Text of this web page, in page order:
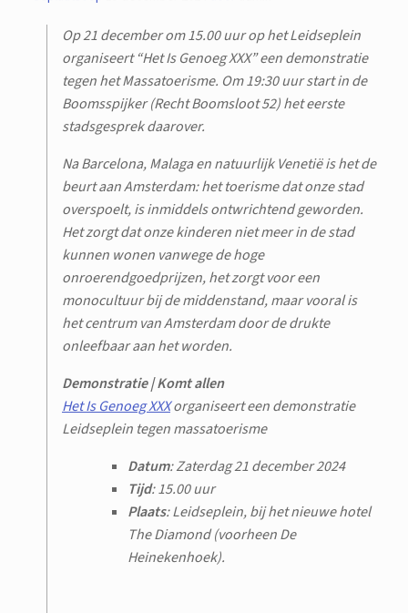
Op 21 december om 15.00 uur op het Leidseplein
organiseert “Het Is Genoeg XXX” een demonstratie
tegen het Massatoerisme. Om 19:30 uur start in de
Boomsspijker (Recht Boomsloot 52) het eerste
stadsgesprek daarover.
Na Barcelona, Malaga en natuurlijk Venetië is het de
beurt aan Amsterdam: het toerisme dat onze stad
overspoelt, is inmiddels ontwrichtend geworden.
Het zorgt dat onze kinderen niet meer in de stad
kunnen wonen vanwege de hoge
onroerendgoedprijzen, het zorgt voor een
monocultuur bij de middenstand, maar vooral is
het centrum van Amsterdam door de drukte
onleefbaar aan het worden.
Demonstratie | Komt allen
Het Is Genoeg XXXorganiseert een demonstratie
Leidseplein tegen massatoerisme
Datum: Zaterdag 21 december 2024
Tijd: 15.00 uur
Plaats: Leidseplein, bij het nieuwe hotel
The Diamond (voorheen De
Heinekenhoek).